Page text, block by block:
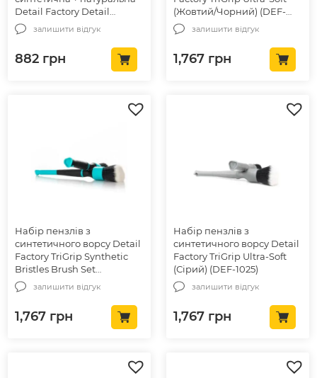
Detail Factory Detail
Factory Crevice Mini-Brush
Set (DEF-1010)
залишити відгук
882 грн
(Жовтий/Чорний) (DEF-
1140)залишити відгук
1,767 грн
Набір пензлів з
синтетичного ворсу Detail
Factory TriGrip Synthetic
Bristles Brush Set
(Бірюзовий/Чорний) (DEF-
1088)
залишити відгук
1,767 грн
Набір пензлів з
синтетичного ворсу Detail
Factory TriGrip Ultra-Soft
(Сірий) (DEF-1025)
залишити відгук
1,767 грн